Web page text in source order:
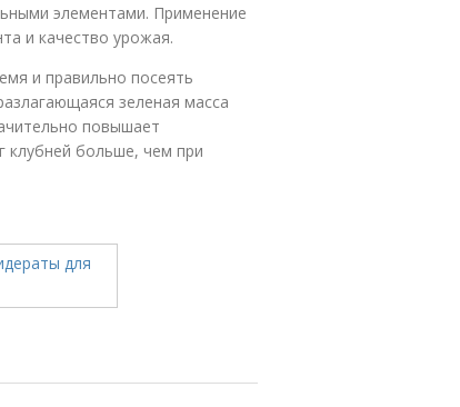
элементами. Применение
и качество урожая.
и правильно посеять
зеленая масса
повышает
клубней больше, чем при